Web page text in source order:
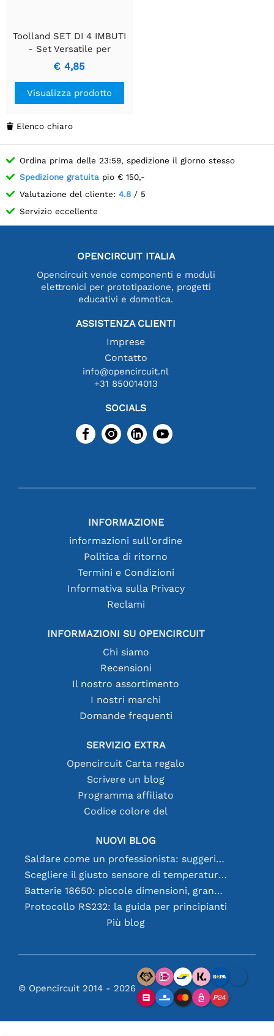
Toolland SET DI 4 IMBUTI
- Set Versatile per
Trasferimenti Senza
Sforzo
€ 4,85
Visualizza prodotto
 Elenco chiaro
Ordina prima delle 23:59, spedizione il giorno stesso
Spedizione gratuita pio € 150,-
Valutazione del cliente: 4.8 / 5
Servizio eccellente
OPENCIRCUIT ITALIA
Opencircuit vende componenti e moduli
elettronici per prototipazione, progetti
educativi e domotica.
ASSISTENZA CLIENTI
Imprese
Contatto
info@opencircuit.nl
+31 850014013
SOCIALS
INFORMAZIONE
informazioni sull'ordine
Politica di ritorno
Termini e Condizioni
Informativa sulla Privacy
Reclami
INFORMAZIONI SU OPENCIRCUIT
Chi siamo
Recensioni
Il nostro assortimento
I nostri marchi
Domande frequenti
SERVIZIO EXTRA
Opencircuit Carta regalo
Scrivere un blog
Programma affiliato
Codice colore del
NUOVI BLOG
Saldare come un professionista: suggerimenti per connessioni elettroniche perfette
Scegliere il giusto sensore di temperatura [youtube]
Batterie 18650: piccole dimensioni, grandi prestazioni
Protocollo RS232: la guida per principianti
Più blog
© Opencircuit 2014 - 2026